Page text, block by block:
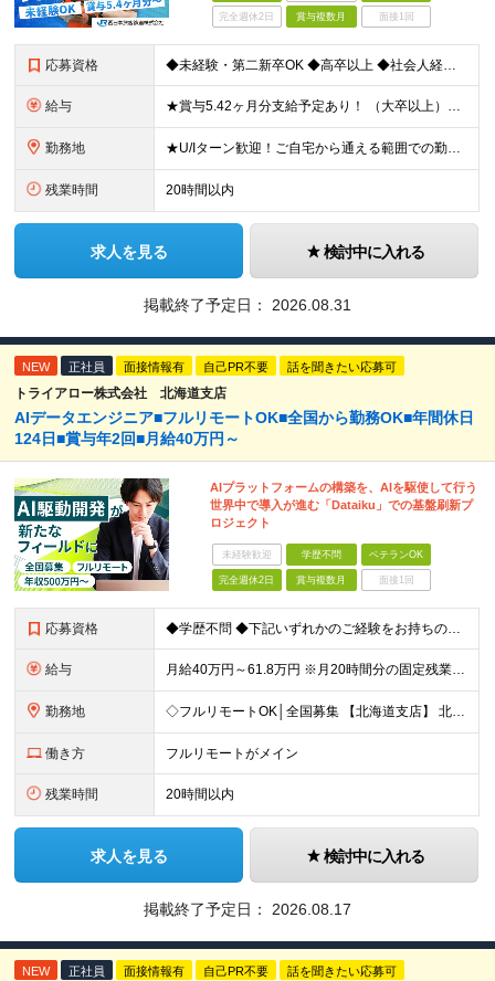
完全週休2日 賞与複数月 面接1回
応募資格 ◆未経験・第二新卒OK ◆高卒以上 ◆社会人経験（就労経験）がある方 └業界・ポジション・年数不問 〈20～30代の社員が多数活躍中！〉 若手からベテランまで、さまざまな方が在籍。 前職経験を活かし
給与 ★賞与5.42ヶ月分支給予定あり！ （大卒以上）月給24万1,692円～39万5,780円＋各種手当＋賞与2回 （高卒以上）月給22万2,662円～39万5,780円＋各種手当＋賞与2回 ※上記は
勤務地 ★U/Iターン歓迎！ご自宅から通える範囲での勤務となります ★JR西日本本社（大阪市北区）または、当社事業エリア内（北陸から北九州まで）の各支社で勤務 ※関西に本社あり※ 〈近畿エリア〉 三重県（
残業時間 20時間以内
求人を見る 検討中に入れる
掲載終了予定日： 2026.08.31
NEW 正社員 面接情報有 自己PR不要 話を聞きたい応募可
トライアロー株式会社 北海道支店
AIデータエンジニア■フルリモートOK■全国から勤務OK■年間休日
124日■賞与年2回■月給40万円～
AIプラットフォームの構築を、AIを駆使して行う
世界中で導入が進む「Dataiku」での基盤刷新プ
ロジェクト
未経験歓迎 学歴不問 ベテランOK
完全週休2日 賞与複数月 面接1回
応募資格 ◆学歴不問 ◆下記いずれかのご経験をお持ちの方 ・Webアプリケーション開発の実務経験（目安：7年以上） ・要件定義・基本設計など、上流工程の経験（目安：3年以上） ・Pythonでの開発経験（目安：
給与 月給40万円～61.8万円 ※月20時間分の固定残業代（58,000円～）を含む。超過時間分を別途支給 ※年齢、経験、スキル、前職給与などを考慮のうえ、決定いたします。 ※試用期間6ヶ月あり。期間中
勤務地 ◇フルリモートOK│全国募集 【北海道支店】 北海道札幌市中央区南一条西2丁目5番地 ※(変更の範囲)上記を除く当社関連勤務地 ※通勤不要
働き方 フルリモートがメイン
残業時間 20時間以内
求人を見る 検討中に入れる
掲載終了予定日： 2026.08.17
NEW 正社員 面接情報有 自己PR不要 話を聞きたい応募可